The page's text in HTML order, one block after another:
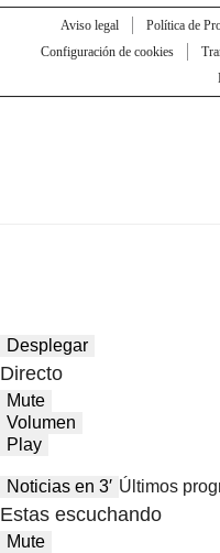
Aviso legal Política de
Configuración de cookies
Desplegar
Directo
Mute
Volumen
Play
Noticias en 3′ Últimos
Estas escuchando
Mute